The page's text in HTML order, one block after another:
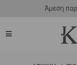
Άμεση